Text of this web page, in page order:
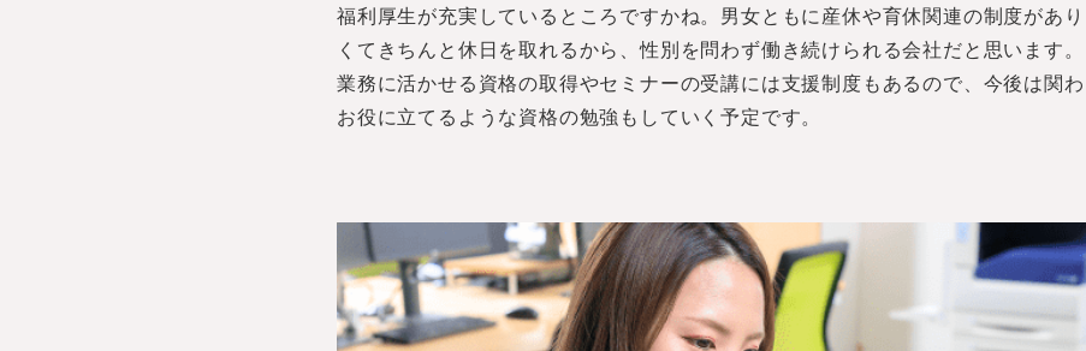
福利厚生が充実しているところですかね。男女ともに産休や育休関連の制度があ
くてきちんと休日を取れるから、性別を問わず働き続けられる会社だと思います。
業務に活かせる資格の取得やセミナーの受講には支援制度もあるので、今後は関
お役に立てるような資格の勉強もしていく予定です。